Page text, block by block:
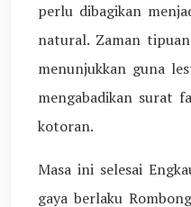
perlu dibagikan
natural. Zaman
menunjukkan guna
mengabadikan surat
kotoran.
Masa ini selesai
gaya berlaku